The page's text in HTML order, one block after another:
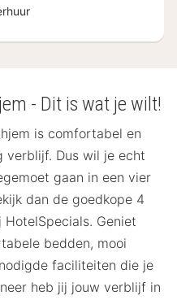
- Dit is wat je wilt!
is comfortabel en
verblijf. Dus wil je echt
gaan in een vier
dan de goedkope 4
Geniet
bedden, mooi
faciliteiten die je
heb jij jouw verblijf in